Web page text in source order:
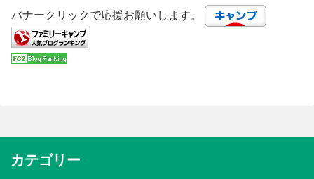
バナークリックで応援お願いします。
カテゴリー